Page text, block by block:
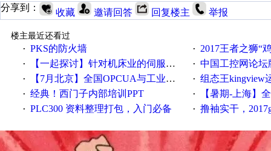
分享到：
收藏 邀请回答 回复楼主 举报
楼主最近还看过
· PKS的防火墙 · 2017王者之狮“鸡”情签到
· 【一起探讨】针对机床业的伺服系统发展，您的期望是什么？ · 中国工控网论坛版
· 【7月北京】全国OPCUA与工业互联技术培训班通知！ · 组态王kingview
· 经典！西门子内部培训PPT · 【暑期-上海】全国工业
· PLC300 资料整理打包，入门必备 · 撸袖实干，2017gongkong®第